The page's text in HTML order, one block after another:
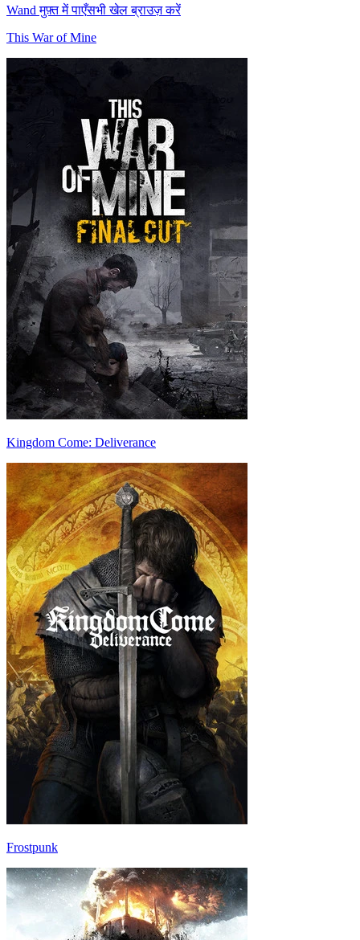
Wand मुफ़्त में पाएँसभी खेल ब्राउज़ करें
This War of Mine
Kingdom Come: Deliverance
Frostpunk